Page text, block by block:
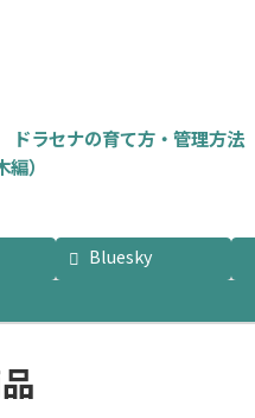
ドラセナの育て方・管理方法
）
Bluesky